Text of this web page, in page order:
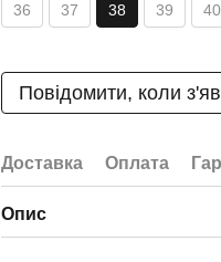
36 37 38 39 40
Повідомити, коли
Доставка Оплата
Опис